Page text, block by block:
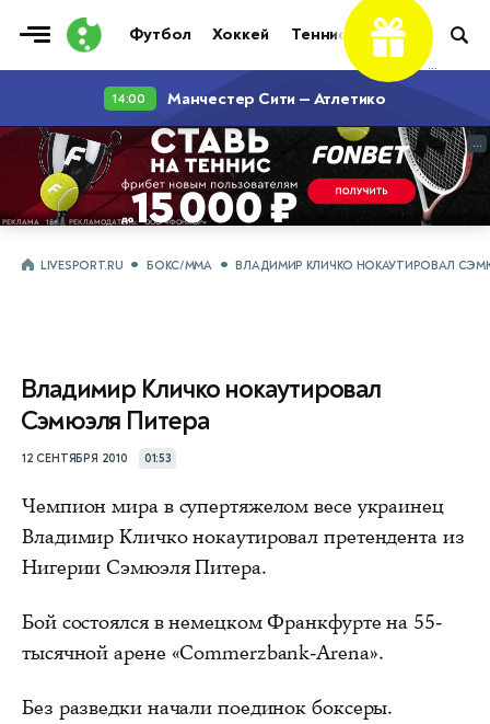
Футбол Хоккей Теннис Бои Прочие
...
...
LIVESPORT.RU БОКС/ММА ВЛАДИМИР КЛИЧКО НОКАУТИРОВАЛ
Владимир Кличко нокаутировал
Сэмюэля Питера
12 СЕНТЯБРЯ 2010 01:53
Чемпион мира в супертяжелом весе украинец
Владимир Кличко нокаутировал претендента из
Нигерии Сэмюэля Питера.
Бой состоялся в немецком Франкфурте на 55-
тысячной арене «Commerzbank-Arena».
Без разведки начали поединок боксеры.